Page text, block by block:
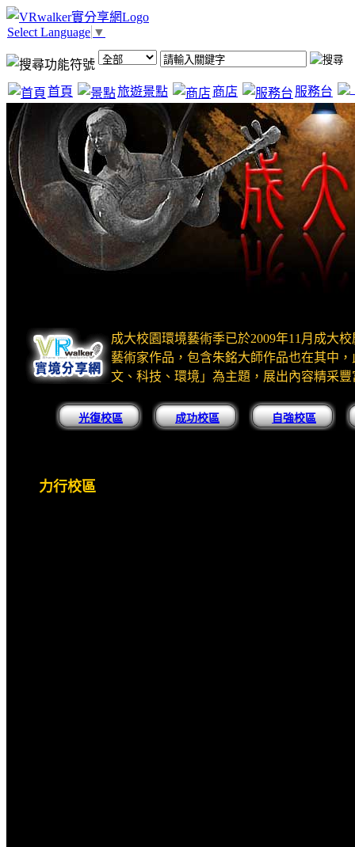
Select Language ▼
首頁 旅遊景點 商店 服務台
成大校園環境藝術季已於2009年11月成大
藝術家作品，包含朱銘大師作品也在其中
文、科技、環境」為主題，展出內容精采
光復校區 成功校區 自強校區
力行校區